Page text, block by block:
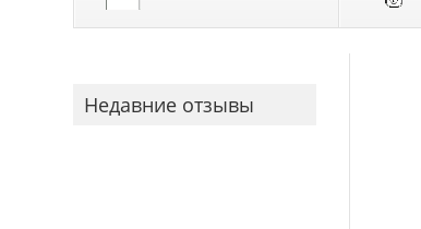
Недавние отзывы